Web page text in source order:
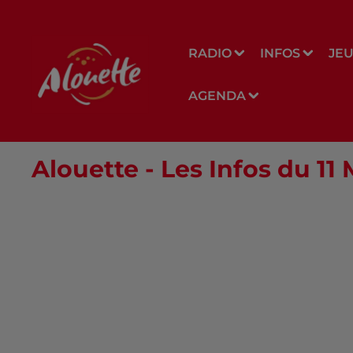
RADIO INFOS
AGENDA
Alouette - Les Infos du 11